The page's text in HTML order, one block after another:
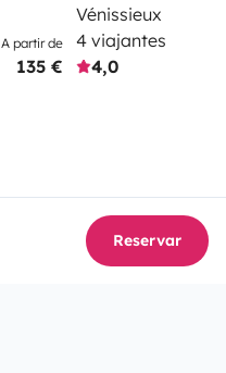
A partir de
135 €
Vénissieux
4 viajantes
4,0
Reservar